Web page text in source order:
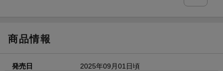
商品情報
発売日 2025年09月01日頃